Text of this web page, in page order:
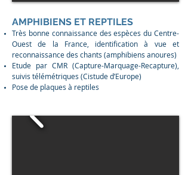
AMPHIBIENS ET REPTILES
Très bonne connaissance des espèces du Centre-
Ouest de la France, identification à vue et
reconnaissance des chants (amphibiens anoures)
Etude par CMR (Capture-Marquage-Recapture),
suivis télémétriques (Cistude d’Europe)
Pose de plaques à reptiles